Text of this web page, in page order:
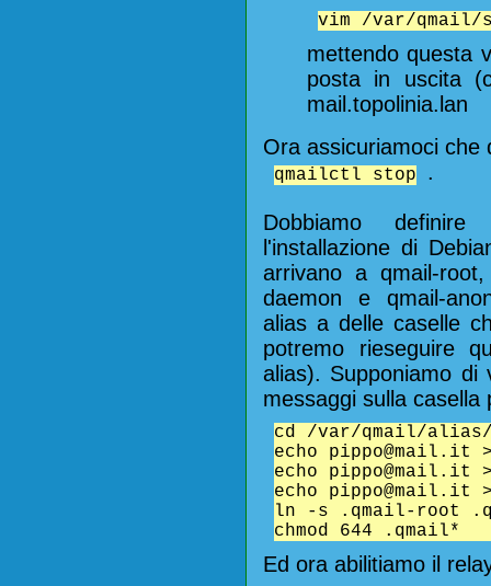
vim /var/qmail/
mettendo questa
posta in uscita
mail.topolinia.lan
Ora assicuriamoci che
qmailctl stop .
Dobbiamo
l'installazione di
arrivano a qmail-root,
daemon e qmail-
alias a delle caselle
potremo rieseguire
alias). Supponiamo
messaggi sulla casella
cd /var/qmail/
echo pippo@mail.it
echo pippo@mail.it
echo pippo@mail.it
ln -s .qmail-root
chmod 644 .qmail*
Ed ora abilitiamo il